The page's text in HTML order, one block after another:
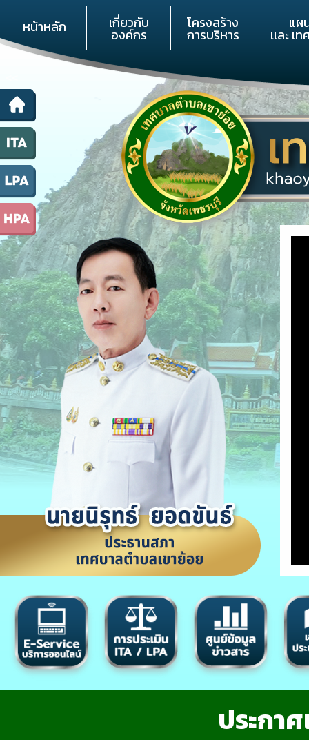
หน้าหลัก เกี่ยวกับ
องค์กร
โครงสร้าง
การบริหาร
แผ
เเละ
ประกา